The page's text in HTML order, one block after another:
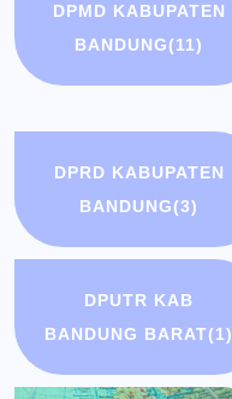
DPMD KABUPATEN
BANDUNG(11)
DPRD KABUPATEN
BANDUNG(3)
DPUTR KAB
BANDUNG BARAT(1)